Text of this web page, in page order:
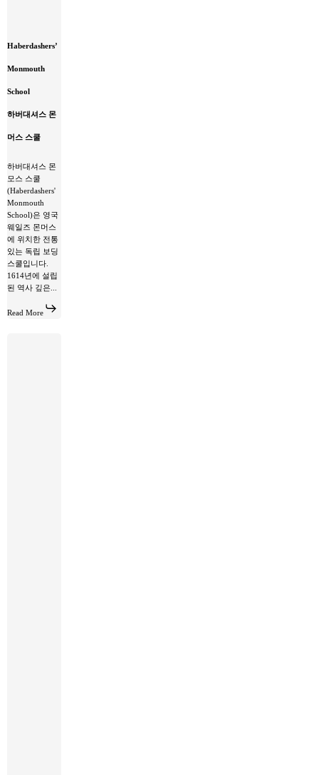
Monmouth
하
셔
몬
스
쿨
Haberdashers’
Monmouth
School
하버대셔스 몬
머스 스쿨
하버대셔스 몬
모스 스쿨
(Haberdashers'
Monmouth
School)은 영국
웨일즈 몬머스
에 위치한 전통
있는 독립 보딩
스쿨입니다.
1614년에 설립
된 역사 깊은...
Read More